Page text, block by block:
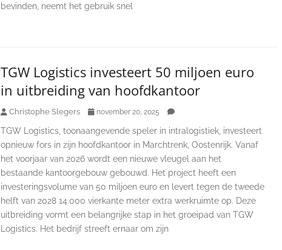
bevinden, neemt het gebruik snel
TGW Logistics investeert 50 miljoen euro
in uitbreiding van hoofdkantoor
Christophe Slegers november 20, 2025
TGW Logistics, toonaangevende speler in intralogistiek, investeert
opnieuw fors in zijn hoofdkantoor in Marchtrenk, Oostenrijk. Vanaf
het voorjaar van 2026 wordt een nieuwe vleugel aan het
bestaande kantoorgebouw gebouwd. Het project heeft een
investeringsvolume van 50 miljoen euro en levert tegen de tweede
helft van 2028 14.000 vierkante meter extra werkruimte op. Deze
uitbreiding vormt een belangrijke stap in het groeipad van TGW
Logistics. Het bedrijf streeft ernaar om zijn